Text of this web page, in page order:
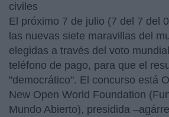
civiles
El próximo 7 de julio (7 del 7 del
las nuevas siete maravillas del
elegidas a través del voto
teléfono de pago, para que el
"democrático". El concurso está
New Open World Foundation
Mundo Abierto), presidida